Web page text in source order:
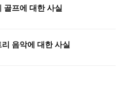
골프에 대한 사실
음악에 대한 사실